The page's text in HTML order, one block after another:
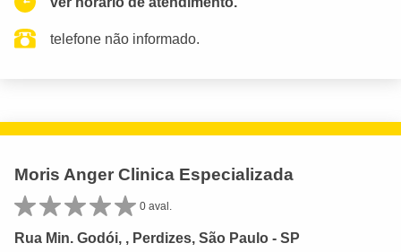
telefone não informado.
Moris Anger Clinica Especializada
0 aval.
Rua Min. Godói, , Perdizes, São Paulo - SP